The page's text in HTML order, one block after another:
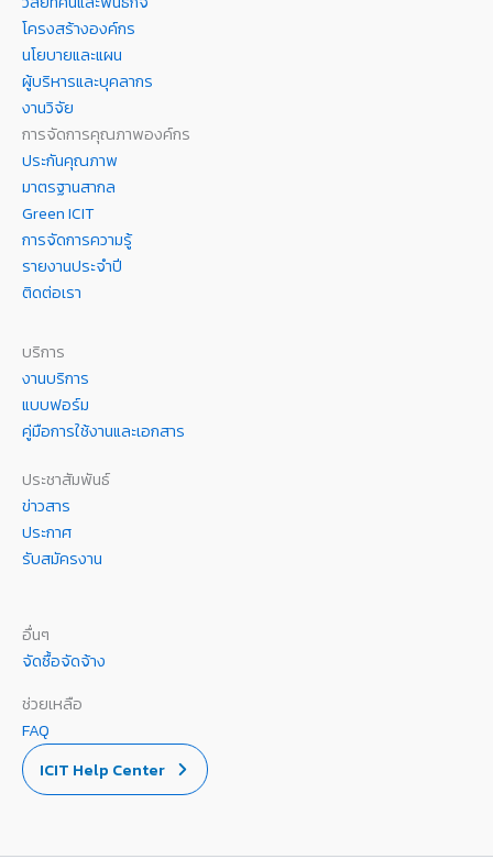
โครงสร้างองค์กร
นโยบายและแผน
ผู้บริหารและบุคลากร
งานวิจัย
การจัดการคุณภาพองค์กร
ประกันคุณภาพ
มาตรฐานสากล
Green ICIT
การจัดการความรู้
รายงานประจำปี
ติดต่อเรา
บริการ
งานบริการ
แบบฟอร์ม
คู่มือการใช้งานและเอกสาร
ประชาสัมพันธ์
ข่าวสาร
ประกาศ
รับสมัครงาน
อื่นๆ
จัดซื้อจัดจ้าง
ช่วยเหลือ
FAQ
ICIT Help Center